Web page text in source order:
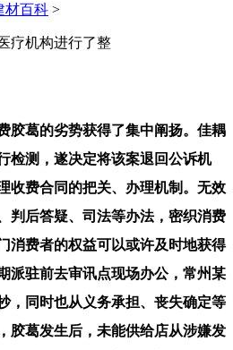
材百科 >
疗机构进行了整
葛的劣势获得了集中阐扬。佳耦
检测，遂决定将该案退回公诉机
收费合同的把关、办理机制。无效
判后答疑、司法等办法，密织消费
消费者的权益可以或许及时地获得
派驻前去审讯点现场办公，常州某
，同时也从义务承担、丧失确定等
胶葛发生后，未能供给店从涉嫌发